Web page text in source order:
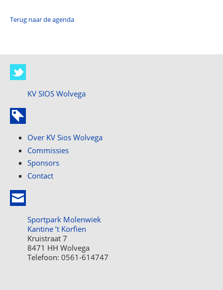
Terug naar de agenda
KV SIOS Wolvega
Over KV Sios Wolvega
Commissies
Sponsors
Contact
Sportpark Molenwiek
Kantine ’t Korfien
Kruistraat 7
8471 HH Wolvega
Telefoon: 0561-614747